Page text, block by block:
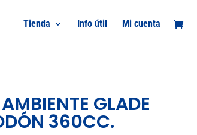
Tienda Info útil Mi cuenta
GLADE
360CC.